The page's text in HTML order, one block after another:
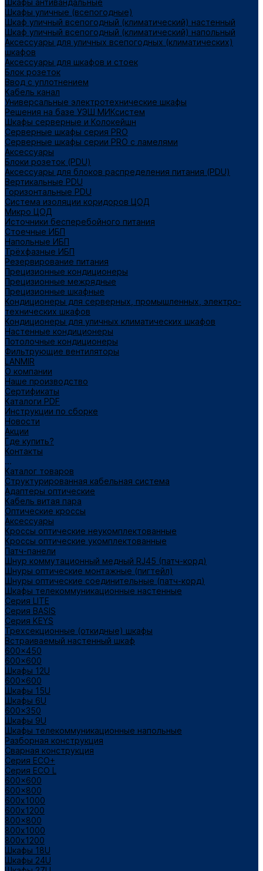
Шкафы антивандальные
Шкафы уличные (всепогодные)
Шкаф уличный всепогодный (климатический) настенный
Шкаф уличный всепогодный (климатический) напольный
Аксессуары для уличных всепогодных (климатических)
шкафов
Аксессуары для шкафов и стоек
Блок розеток
Ввод с уплотнением
Кабель канал
Универсальные электротехнические шкафы
Решения на базе УЭШ МИКсистем
Шкафы серверные и Колокейшн
Серверные шкафы серия PRO
Серверные шкафы серии PRO с ламелями
Аксессуары
Блоки розеток (PDU)
Аксессуары для блоков распределения питания (PDU)
Вертикальные PDU
Горизонтальные PDU
Система изоляции коридоров ЦОД
Микро ЦОД
Источники бесперебойного питания
Стоечные ИБП
Напольные ИБП
Трёхфазные ИБП
Резервирование питания
Прецизионные кондиционеры
Прецизионные межрядные
Прецизионные шкафные
Кондиционеры для серверных, промышленных, электро-
технических шкафов
Кондиционеры для уличных климатических шкафов
Настенные кондиционеры
Потолочные кондиционеры
Фильтрующие вентиляторы
LANMIR
О компании
Наше производство
Сертификаты
Каталоги PDF
Инструкции по сборке
Новости
Акции
Где купить?
Контакты
...
Каталог товаров
Структурированная кабельная система
Адаптеры оптические
Кабель витая пара
Оптические кроссы
Аксессуары
Кроссы оптические неукомплектованные
Кроссы оптические укомплектованные
Патч-панели
Шнур коммутационный медный RJ45 (патч-корд)
Шнуры оптические монтажные (пигтейл)
Шнуры оптические соединительные (патч-корд)
Шкафы телекоммуникационные настенные
Cерия LITE
Cерия BASIS
Cерия KEYS
Трехсекционные (откидные) шкафы
Встраиваемый настенный шкаф
600x450
600x600
Шкафы 12U
600x600
Шкафы 15U
Шкафы 6U
600x350
Шкафы 9U
Шкафы телекоммуникационные напольные
Разборная конструкция
Сварная конструкция
Серия ECO+
Серия ECO L
600x600
600x800
600х1000
600х1200
800x800
800х1000
800х1200
Шкафы 18U
Шкафы 24U